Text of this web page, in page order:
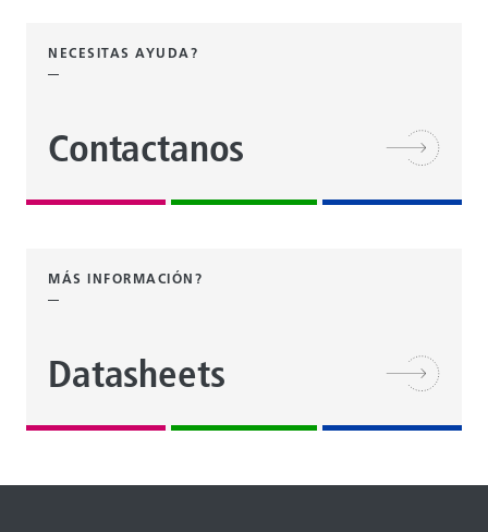
NECESITAS AYUDA?
Contactanos
MÁS INFORMACIÓN?
Datasheets